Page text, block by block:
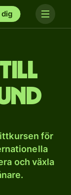
dig
till
för
och växla